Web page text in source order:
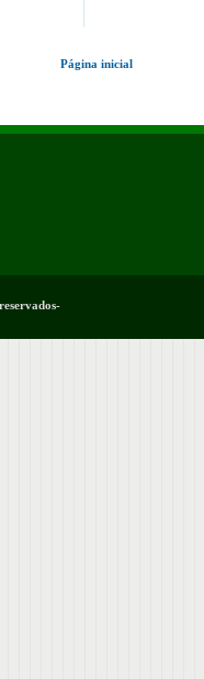
Página inicial